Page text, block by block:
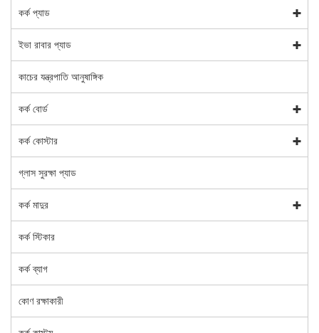
কর্ক প্যাড
ইভা রাবার প্যাড
কাচের যন্ত্রপাতি আনুষাঙ্গিক
কর্ক বোর্ড
কর্ক কোস্টার
গ্লাস সুরক্ষা প্যাড
কর্ক মাদুর
কর্ক স্টিকার
কর্ক ব্যাগ
কোণ রক্ষাকারী